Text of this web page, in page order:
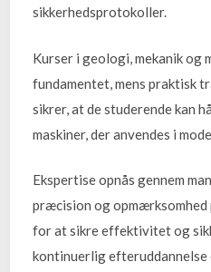
sikkerhedsprotokoller.
Kurser i geologi, mekanik og
fundamentet, mens praktisk
sikrer, at de studerende kan
maskiner, der anvendes i
Ekspertise opnås gennem
præcision og
for at sikre effektivitet og
kontinuerlig efteruddannelse